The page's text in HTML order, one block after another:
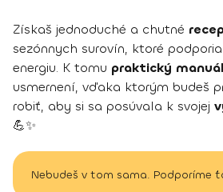
Získaš jednoduché a chutné
sezónnych surovín, ktoré
energiu. K tomu praktický manuál
usmernení, vďaka ktorým budeš
robiť, aby si sa posúvala k svojej
💪✨
Nebudeš v tom sama. Podporíme